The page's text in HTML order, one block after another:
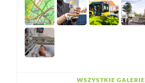
WSZYSTKIE GALERIE